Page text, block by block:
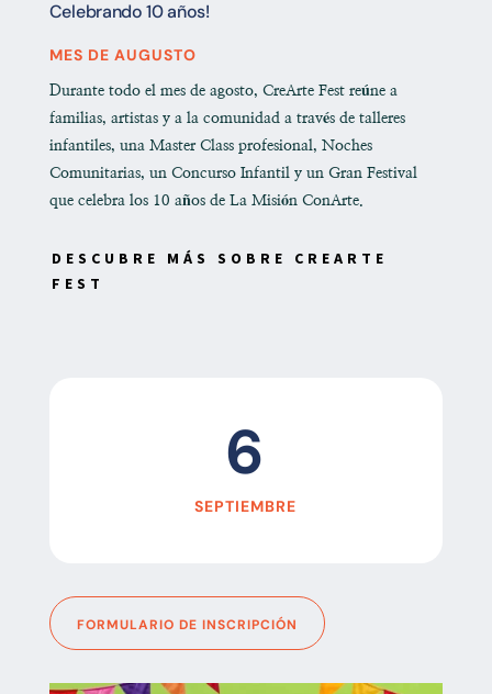
Celebrando 10 años!
MES DE AUGUSTO
Durante todo el mes de agosto, CreArte Fest reúne a
familias, artistas y a la comunidad a través de talleres
infantiles, una Master Class profesional, Noches
Comunitarias, un Concurso Infantil y un Gran Festival
que celebra los 10 años de La Misión ConArte.
DESCUBRE MÁS SOBRE CREARTE
FEST
6
SEPTIEMBRE
FORMULARIO DE INSCRIPCIÓN